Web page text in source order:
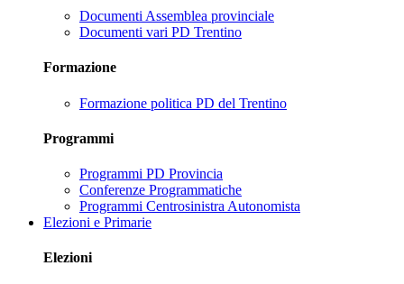
Documenti Assemblea provinciale
Documenti vari PD Trentino
Formazione
Formazione politica PD del Trentino
Programmi
Programmi PD Provincia
Conferenze Programmatiche
Programmi Centrosinistra Autonomista
Elezioni e Primarie
Elezioni